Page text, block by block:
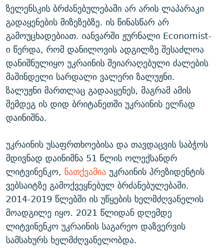
ზელენსკის ბრძანებულებაში არ არის ლაპარაკი
გადაყენების მიზეზებზე. ის წინასწარ არ
გამოუცხადებიათ. იანვარში ჟურნალი Economist-
ი წერდა, რომ დანილოვის ადგილზე შესაძლოა
დანიშნულიყო უკრაინის შეიარაღებული ძალების
მაშინდელი სარდალი ვალერი ზალუჟნი.
ზალუჟნი მართლაც გადააყენეს, მაგრამ ამის
შემდეგ ის დიდ ბრიტანეთში უკრაინის ელჩად
დაინიშნა.
უკრაინის უსაფრთხოებისა და თავდაცვის საბჭოს
მდივნად დაინიშნა 51 წლის ოლექსანდრ
ლიტვინენკო, ნათქვამიაუკრაინის პრეზიდენტის
ვებსაიტზე გამოქვეყნებულ ბრძანებულებაში.
2014-2019 წლებში ის უწყების ხელმძღვანელის
მოადგილე იყო. 2021 წლიდან დღემდე
ლიტვინენკო უკრაინის საგარეო დაზვერვის
სამსახურს ხელმძღვანელობდა.